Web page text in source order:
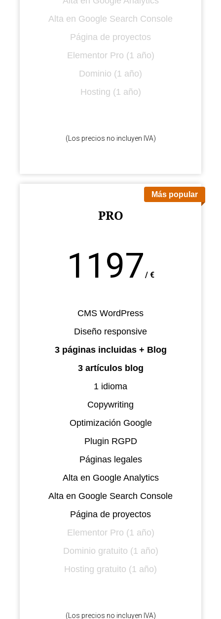
Alta en Google Search Console
Página de proyectos
Elementor Pro (1 año)
Dominio (1 año)
Hosting (1 año)
(Los precios no incluyen IVA)
Más popular
PRO
1197
/ €
CMS WordPress
Diseño responsive
3 páginas incluidas + Blog
3 artículos blog
1 idioma
Copywriting
Optimización Google
Plugin RGPD
Páginas legales
Alta en Google Analytics
Alta en Google Search Console
Página de proyectos
Elementor Pro (1 año)
Dominio gratuito (1 año)
Hosting gratuito (1 año)
(Los precios no incluyen IVA)